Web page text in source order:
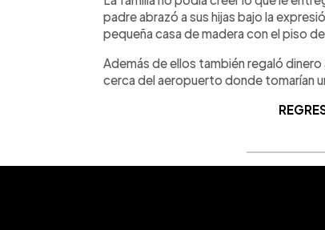
padre abrazó a sus hijas bajo la
pequeña casa de madera con el piso
Además de ellos también regaló
cerca del aeropuerto donde tomarían